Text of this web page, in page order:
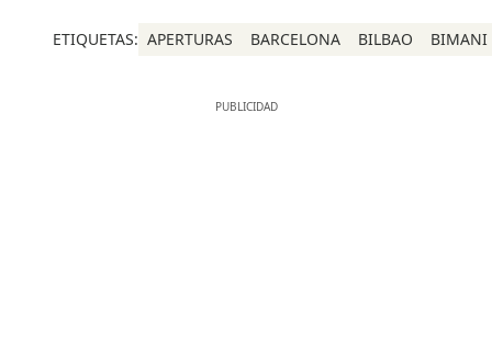
ETIQUETAS: APERTURAS BARCELONA BILBAO BIMANI